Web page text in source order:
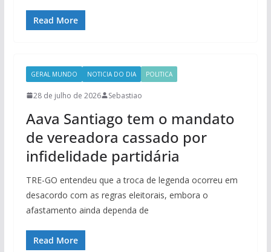
Read More
GERAL MUNDO NOTICIA DO DIA POLITICA
28 de julho de 2026 Sebastiao
Aava Santiago tem o mandato
de vereadora cassado por
infidelidade partidária
TRE-GO entendeu que a troca de legenda ocorreu em
desacordo com as regras eleitorais, embora o
afastamento ainda dependa de
Read More